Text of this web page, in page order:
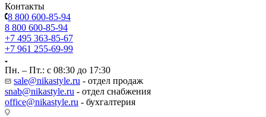
Контакты
8 800 600-85-94
8 800 600-85-94
+7 495 363-85-67
+7 961 255-69-99
Пн. – Пт.: с 08:30 до 17:30
sale@nikastyle.ru - отдел продаж
snab@nikastyle.ru - отдел снабжения
office@nikastyle.ru - бухгалтерия